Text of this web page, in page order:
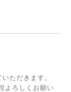
ただきます。
よろしくお願い